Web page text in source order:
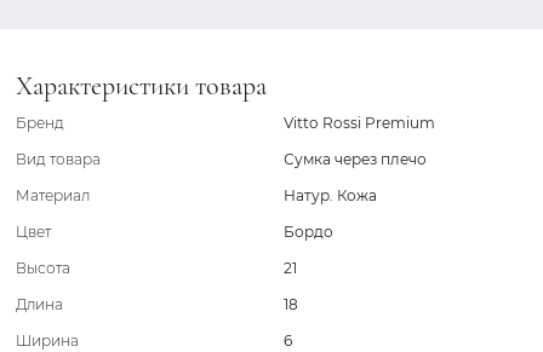
Характеристики товара
Бренд
Vitto Rossi Premium
Вид товара
Сумка через плечо
Материал
Натур. Кожа
Цвет
Бордо
Высота
21
Длина
18
Ширина
6